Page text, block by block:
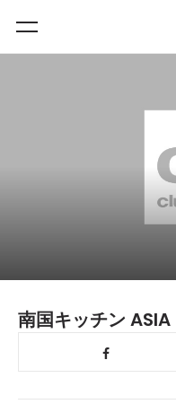
南国キッチン ASIA